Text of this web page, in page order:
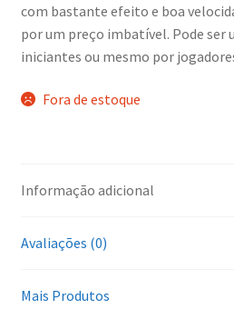
com bastante efeito e boa
por um preço imbatível. Pode
iniciantes ou mesmo por
Fora de estoque
Informação adicional
Avaliações (0)
Mais Produtos